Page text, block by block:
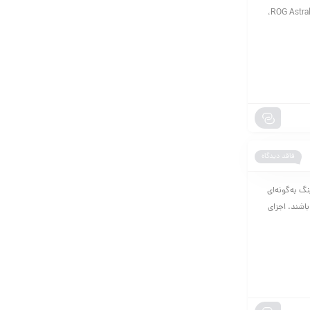
قدرتمند، به‌ویژه در سری ROG (Republic of Gamers)، خوش درخشیده است. با معرفی کارت گرافیک ROG Astral RTX 5080،
فاقد دیدگاه
به‌گونه‌ای
اجزای